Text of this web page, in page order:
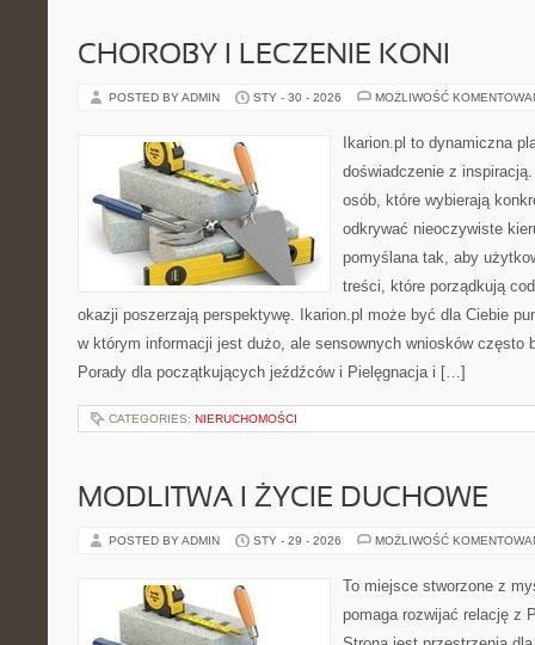
CHOROBY I LECZENIE KONI
POSTED BY ADMIN STY - 30 - 2026 MOŻLIWOŚĆ
Ikarion.pl to dynamiczna
doświadczenie z
osób, które wybierają
odkrywać nieoczywiste
pomyślana tak, aby
treści, które porządkują
okazji poszerzają perspektywę. Ikarion.pl może być dla Ciebie
w którym informacji jest dużo, ale sensownych wniosków często
Porady dla początkujących jeźdźców i Pielęgnacja i […]
CATEGORIES: NIERUCHOMOŚCI
MODLITWA I ŻYCIE DUCHOWE
POSTED BY ADMIN STY - 29 - 2026 MOŻLIWOŚĆ
To miejsce stworzone z
pomaga rozwijać relację z